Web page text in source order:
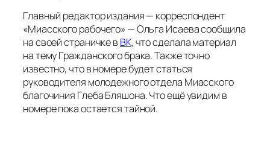
Главный редактор издания — корреспондент
«Миасского рабочего» — Ольга Исаева сообщила
на своей страничке в ВК, что сделала материал
на тему Гражданского брака. Также точно
известно, что в номере будет статься
руководителя молодежного отдела Миасского
благочиния Глеба Бляшона. Что ещё увидим в
номере пока остается тайной.